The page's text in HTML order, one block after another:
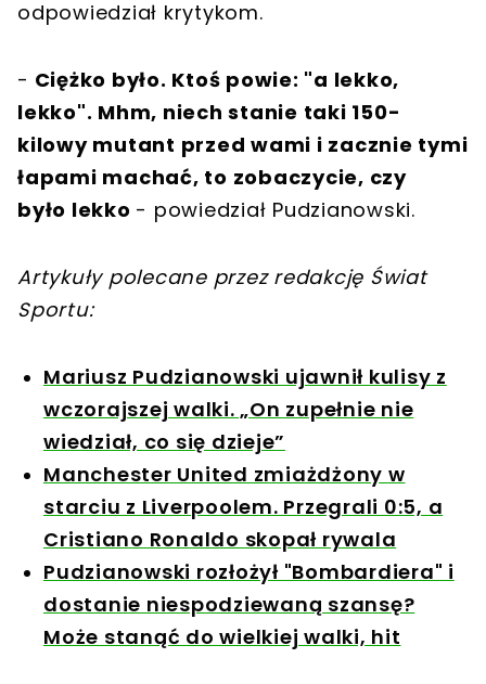
odpowiedział krytykom.
- Ciężko było. Ktoś powie: "a lekko,
lekko". Mhm, niech stanie taki 150-
kilowy mutant przed wami i zacznie tymi
łapami machać, to zobaczycie, czy
było lekko - powiedział Pudzianowski.
Artykuły polecane przez redakcję Świat
Sportu:
Mariusz Pudzianowski ujawnił kulisy z
wczorajszej walki. „On zupełnie nie
wiedział, co się dzieje”
Manchester United zmiażdżony w
starciu z Liverpoolem. Przegrali 0:5, a
Cristiano Ronaldo skopał rywala
Pudzianowski rozłożył "Bombardiera" i
dostanie niespodziewaną szansę?
Może stanąć do wielkiej walki, hit